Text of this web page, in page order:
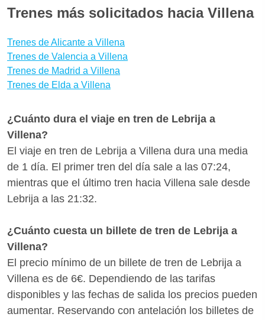
desde Lebrija? Con Wanderio puedes comparar
pocos clics.
Trenes más solicitados hacia Villena
Trenes de Alicante a Villena
Trenes de Valencia a Villena
Trenes de Madrid a Villena
Trenes de Elda a Villena
¿Cuánto dura el viaje en tren de Lebrija a
Villena?
El viaje en tren de Lebrija a Villena dura una media
de 1 día. El primer tren del día sale a las 07:24,
mientras que el último tren hacia Villena sale desde
Lebrija a las 21:32.
¿Cuánto cuesta un billete de tren de Lebrija a
Villena?
El precio mínimo de un billete de tren de Lebrija a
Villena es de 6€. Dependiendo de las tarifas
disponibles y las fechas de salida los precios pueden
aumentar. Reservando con antelación los billetes de